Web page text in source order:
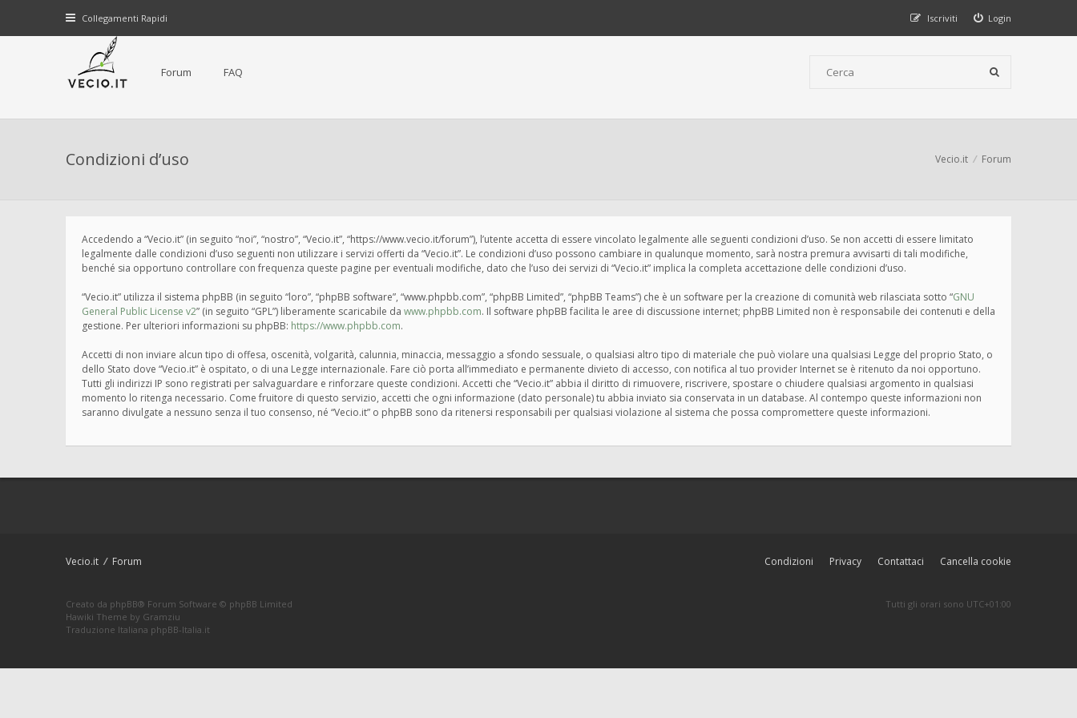
Collegamenti Rapidi Login
Iscriviti
Forum FAQ
Condizioni d’uso Vecio.it Forum
Accedendo a “Vecio.it” (in seguito “noi”, “nostro”, “Vecio.it”, “https://www.vecio.it/forum”), l’utente accetta di essere vincolato legalmente alle seguenti condizioni d’uso. Se non accetti di essere limitato
legalmente dalle condizioni d’uso seguenti non utilizzare i servizi offerti da “Vecio.it”. Le condizioni d’uso possono cambiare in qualunque momento, sarà nostra premura avvisarti di tali modifiche,
benché sia opportuno controllare con frequenza queste pagine per eventuali modifiche, dato che l’uso dei servizi di “Vecio.it” implica la completa accettazione delle condizioni d’uso.
“Vecio.it” utilizza il sistema phpBB (in seguito “loro”, “phpBB software”, “www.phpbb.com”, “phpBB Limited”, “phpBB Teams”) che è un software per la creazione di comunità web rilasciata sotto “GNU
General Public License v2” (in seguito “GPL”) liberamente scaricabile da www.phpbb.com. Il software phpBB facilita le aree di discussione internet; phpBB Limited non è responsabile dei contenuti e della
gestione. Per ulteriori informazioni su phpBB: https://www.phpbb.com.
Accetti di non inviare alcun tipo di offesa, oscenità, volgarità, calunnia, minaccia, messaggio a sfondo sessuale, o qualsiasi altro tipo di materiale che può violare una qualsiasi Legge del proprio Stato, o
dello Stato dove “Vecio.it” è ospitato, o di una Legge internazionale. Fare ciò porta all’immediato e permanente divieto di accesso, con notifica al tuo provider Internet se è ritenuto da noi opportuno.
Tutti gli indirizzi IP sono registrati per salvaguardare e rinforzare queste condizioni. Accetti che “Vecio.it” abbia il diritto di rimuovere, riscrivere, spostare o chiudere qualsiasi argomento in qualsiasi
momento lo ritenga necessario. Come fruitore di questo servizio, accetti che ogni informazione (dato personale) tu abbia inviato sia conservata in un database. Al contempo queste informazioni non
saranno divulgate a nessuno senza il tuo consenso, né “Vecio.it” o phpBB sono da ritenersi responsabili per qualsiasi violazione al sistema che possa compromettere queste informazioni.
Vecio.it Forum Cancella cookie
Contattaci
Privacy
Condizioni
Creato da phpBB® Forum Software © phpBB Limited
Hawiki Theme by Gramziu
Traduzione Italiana phpBB-Italia.it
Tutti gli orari sono UTC+01:00